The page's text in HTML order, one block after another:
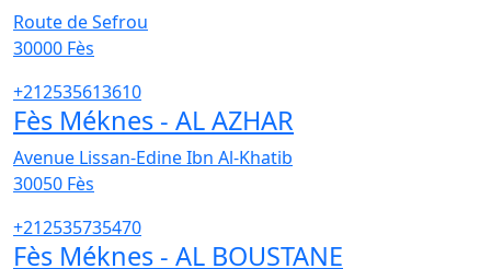
Route de Sefrou
30000 Fès
+212535613610
Fès Méknes - AL AZHAR
Avenue Lissan-Edine Ibn Al-Khatib
30050 Fès
+212535735470
Fès Méknes - AL BOUSTANE